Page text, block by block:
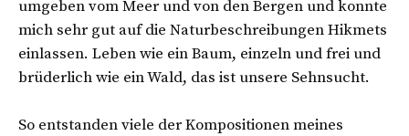
umgeben vom Meer und von den Bergen und konnte
mich sehr gut auf die Naturbeschreibungen Hikmets
einlassen. Leben wie ein Baum, einzeln und frei und
brüderlich wie ein Wald, das ist unsere Sehnsucht.
So entstanden viele der Kompositionen meines